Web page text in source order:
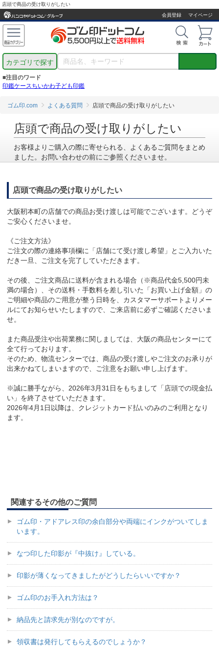
店頭で商品の受け取りがしたい
会員登録
マイページ
カテゴリで探す
■注目のワード
印鑑ケースちいかわ子ども印鑑
ゴム印.com よくある質問 店頭で商品の受け取りがしたい
店頭で商品の受け取りがしたい
お客様よりご購入の際に寄せられる、よくあるご質問をまとめ
ました。お問い合わせの前にご参照くださいませ。
店頭で商品の受け取りがしたい
大阪靭本町の店舗での商品お受け渡しは可能でございます。どうぞ
ご安心くださいませ。
《ご注文方法》
ご注文の際の連絡事項欄に「店舗にて受け渡し希望」とご入力いた
だき一旦、ご注文を完了していただきます。
その後、ご注文商品に送料が含まれる場合（※商品代金5,500円未
満の場合）、その送料・手数料を差し引いた「お買い上げ金額」の
ご明細や商品のご用意が整う日時を、カスタマーサポートよりメー
ルにてお知らせいたしますので、ご来店前に必ずご確認くださいま
せ。
また商品受注や出荷業務に関しましては、大阪の商品センターにて
全て行っております。
そのため、物流センターでは、商品の受け渡しやご注文のお承りが
出来かねてしまいますので、ご注意をお願い申し上げます。
※誠に勝手ながら、2026年3月31日をもちまして「店頭での現金払
い」を終了させていただきます。
2026年4月1日以降は、クレジットカード払いのみのご利用となり
ます。
関連するその他のご質問
ゴム印・アドアレス印の余白部分や両端にインクがついてしま
います。
なつ印した印影が『中抜け』している。
印影が薄くなってきましたがどうしたらいいですか？
ゴム印のお手入れ方法は？
納品先と請求先が別なのですが。
領収書は発行してもらえるのでしょうか？